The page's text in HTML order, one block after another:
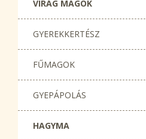
VIRÁG MAGOK
GYEREKKERTÉSZ
FŰMAGOK
GYEPÁPOLÁS
HAGYMA